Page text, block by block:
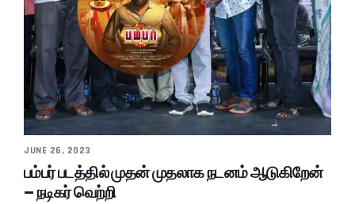
JUNE 26, 2023
பம்பர் படத்தில் முதன் முதலாக நடனம் ஆடுகிறேன்
– நடிகர் வெற்றி